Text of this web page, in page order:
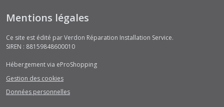
Mentions légales
Ce site est édité par Verdon Réparation Installation Service.
SIREN : 88159848600010
Hébergement via eProShopping
Gestion des cookies
Données personnelles